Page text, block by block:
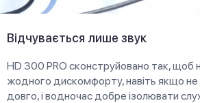
Відчувається лише звук
HD 300 PRO сконструйовано так, щоб
жодного дискомфорту, навіть якщо не
довго, і водночас добре ізолювати